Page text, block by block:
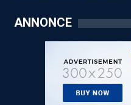
ANNONCE